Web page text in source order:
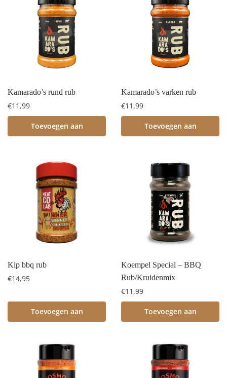
Kamarado’s rund rub
€11,99
Toevoegen aan
Kamarado’s varken rub
€11,99
Toevoegen aan
Kip bbq rub
€14,95
Toevoegen aan
Koempel Special – BBQ
Rub/Kruidenmix
€11,99
Toevoegen aan